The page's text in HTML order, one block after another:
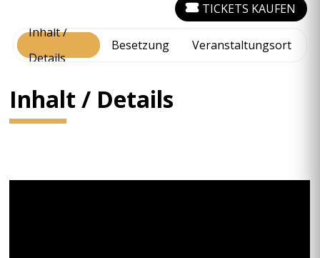
Inhalt /
Details
Besetzung Veranstaltungsort
TICKETS KAUFEN
Inhalt / Details